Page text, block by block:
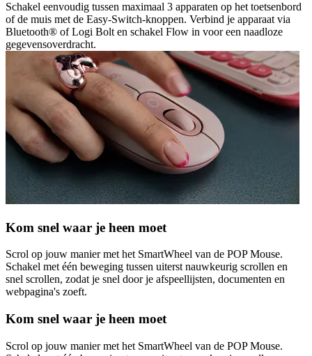
Schakel eenvoudig tussen maximaal 3 apparaten op het toetsenbord
of de muis met de Easy-Switch-knoppen. Verbind je apparaat via
Bluetooth® of Logi Bolt en schakel Flow in voor een naadloze
gegevensoverdracht.
Kom snel waar je heen moet
Scrol op jouw manier met het SmartWheel van de POP Mouse.
Schakel met één beweging tussen uiterst nauwkeurig scrollen en
snel scrollen, zodat je snel door je afspeellijsten, documenten en
webpagina's zoeft.
Kom snel waar je heen moet
Scrol op jouw manier met het SmartWheel van de POP Mouse.